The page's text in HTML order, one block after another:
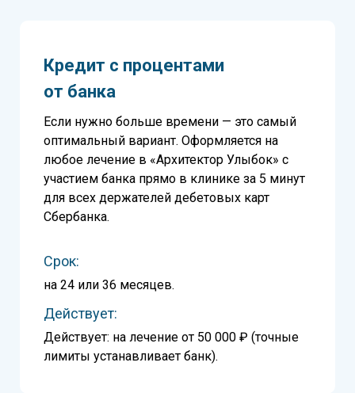
Кредит с процентами
от банка
Если нужно больше времени — это самый
оптимальный вариант. Оформляется на
любое лечение в «Архитектор Улыбок» с
участием банка прямо в клинике за 5 минут
для всех держателей дебетовых карт
Сбербанка.
Срок:
на 24 или 36 месяцев.
Действует:
Действует: на лечение от 50 000 ₽ (точные
лимиты устанавливает банк).